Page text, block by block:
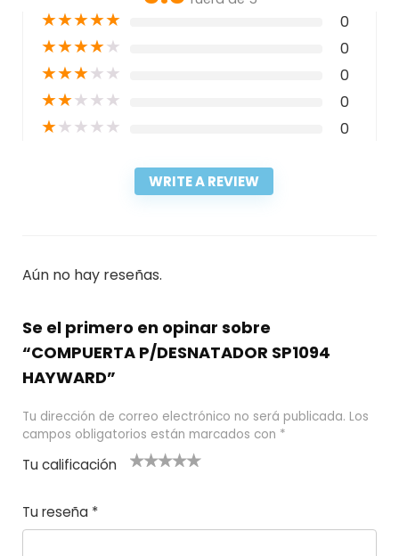
★★★★★ 0
★★★★★ 0
★★★★★ 0
★★★★★ 0
★★★★★ 0
WRITE A REVIEW
Aún no hay reseñas.
Se el primero en opinar sobre
“COMPUERTA P/DESNATADOR SP1094
HAYWARD”
Tu dirección de correo electrónico no será publicada. Los
campos obligatorios están marcados con *
Tu calificación
e
5
las
s
Tu reseña *